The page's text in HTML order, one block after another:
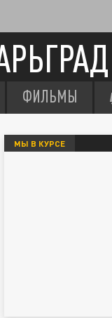
ФИЛЬМЫ
МЫ В КУРСЕ